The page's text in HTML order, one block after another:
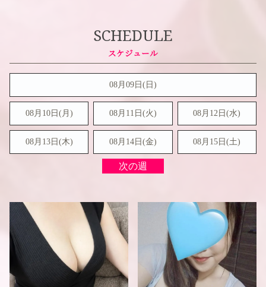
SCHEDULE
08月09日( 日 )
08月10日(月) 08月11日(火) 08月12日(水)
08月13日(木) 08月14日(金) 08月15日(土)
次の週